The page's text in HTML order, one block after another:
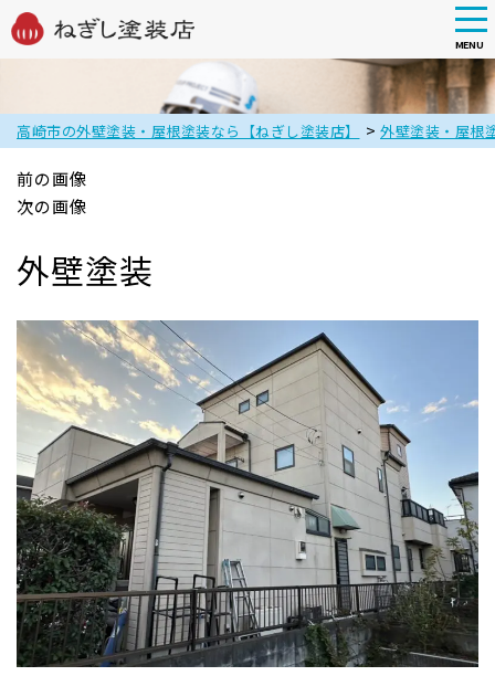
main
content
MENU
高崎市の外壁塗装・屋根塗装なら【ねぎし塗装店】 > 外壁塗装・屋根
前の画像
次の画像
外壁塗装